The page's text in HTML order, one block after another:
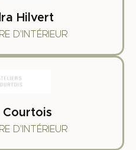
Hilvert
D'INTÉRIEUR
D'INTÉRIEUR